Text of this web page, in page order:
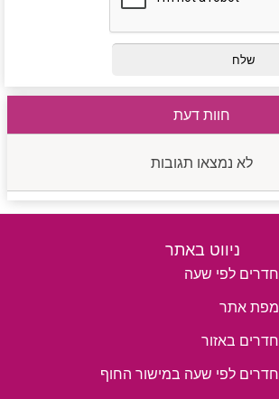
חוות דעת
לא נמצאו תגובות
ניווט באתר
חדרים לפי שעה
מפת אתר
חדרים באזור
חדרים לפי שעה במישור החוף